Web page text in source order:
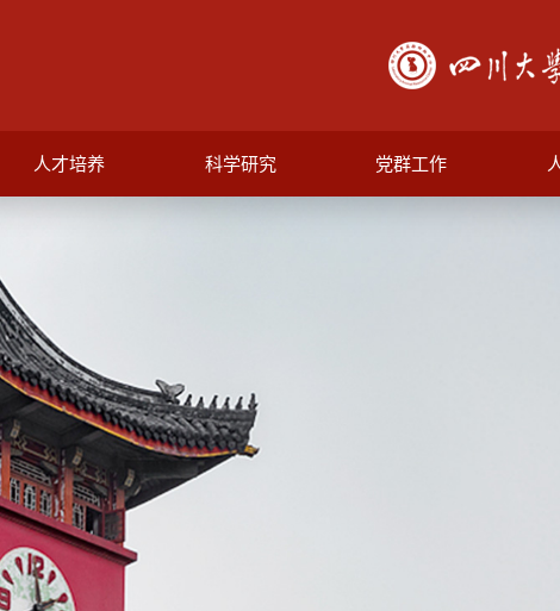
人才培养 科学研究 党群工作